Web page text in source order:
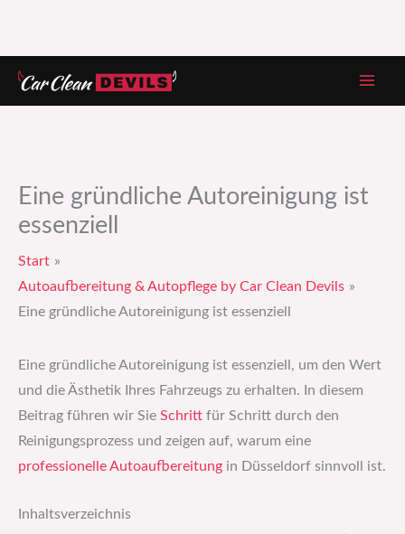
Zum
Inhalt
Eine gründliche Autoreinigung ist
essenziell
Start
Autoaufbereitung & Autopflege by Car Clean Devils
Eine gründliche Autoreinigung ist essenziell
Eine gründliche Autoreinigung ist essenziell, um den Wert
und die Ästhetik Ihres Fahrzeugs zu erhalten. In diesem
Beitrag führen wir Sie Schritt für Schritt durch den
Reinigungsprozess und zeigen auf, warum eine
professionelle Autoaufbereitung in Düsseldorf sinnvoll ist.
Inhaltsverzeichnis